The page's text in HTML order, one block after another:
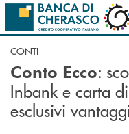
Salta al contenuto principale
CONTI
Conto Ecco:
Inbank e carta
esclusivi